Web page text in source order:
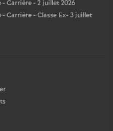
Carrière - 2 juillet 2026
Carrière - Classe Ex- 3 juillet